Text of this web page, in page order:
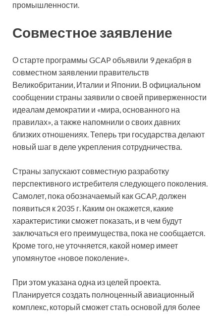
промышленности.
Совместное заявление
О старте программы GCAP объявили 9 декабря в
совместном заявлении правительств
Великобритании, Италии и Японии. В официальном
сообщении страны заявили о своей приверженности
идеалам демократии и «мира, основанного на
правилах», а также напомнили о своих давних
близких отношениях. Теперь три государства делают
новый шаг в деле укрепления сотрудничества.
Страны запускают совместную разработку
перспективного истребителя следующего поколения.
Самолет, пока обозначаемый как GCAP, должен
появиться к 2035 г. Каким он окажется, какие
характеристики сможет показать, и в чем будут
заключаться его преимущества, пока не сообщается.
Кроме того, не уточняется, какой номер имеет
упомянутое «новое поколение».
При этом указана одна из целей проекта.
Планируется создать полноценный авиационный
комплекс, который сможет стать основой для более